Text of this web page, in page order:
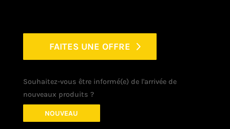
FAITES UNE OFFRE
Souhaitez-vous être informé(e) de l'arrivée de
nouveaux produits ?
NOUVEAU